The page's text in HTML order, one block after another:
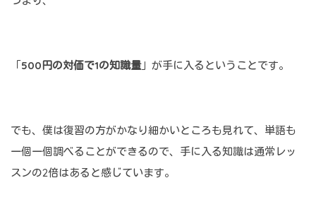
「 500円の対価で1の知識量」が手に入るということです。
でも、僕は復習の方がかなり細かいところも見れて、単語も
一個一個調べることができるので、手に入る知識は通常レッ
スンの2倍はあると感じています。